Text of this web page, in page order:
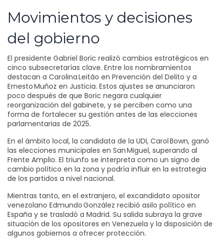
Movimientos y decisiones
del gobierno
El presidente Gabriel Boric realizó cambios estratégicos en
cinco subsecretarías clave. Entre los nombramientos
destacan a Carolina Leitão en Prevención del Delito y a
Ernesto Muñoz en Justicia. Estos ajustes se anunciaron
poco después de que Boric negara cualquier
reorganización del gabinete, y se perciben como una
forma de fortalecer su gestión antes de las elecciones
parlamentarias de 2025.
En el ámbito local, la candidata de la UDI, Carol Bown, ganó
las elecciones municipales en San Miguel, superando al
Frente Amplio. El triunfo se interpreta como un signo de
cambio político en la zona y podría influir en la estrategia
de los partidos a nivel nacional.
Mientras tanto, en el extranjero, el excandidato opositor
venezolano Edmundo González recibió asilo político en
España y se trasladó a Madrid. Su salida subraya la grave
situación de los opositores en Venezuela y la disposición de
algunos gobiernos a ofrecer protección.